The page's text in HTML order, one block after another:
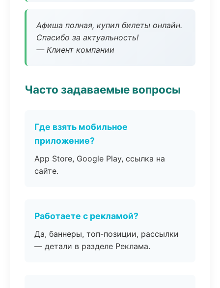
Афиша полная, купил билеты онлайн.
Спасибо за актуальность!
— Клиент компании
Часто задаваемые вопросы
Где взять мобильное
приложение?
App Store, Google Play, ссылка на
сайте.
Работаете с рекламой?
Да, баннеры, топ-позиции, рассылки
— детали в разделе Реклама.